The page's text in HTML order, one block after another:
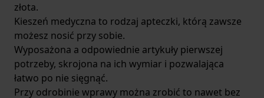
złota.
Kieszeń medyczna to rodzaj apteczki, którą zawsze
możesz nosić przy sobie.
Wyposażona a odpowiednie artykuły pierwszej
potrzeby, skrojona na ich wymiar i pozwalająca
łatwo po nie sięgnąć.
Przy odrobinie wprawy można zrobić to nawet bez